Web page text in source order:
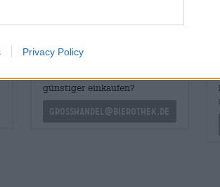
Privacy Policy
commercianti o ristoratori
günstiger einkaufen?
grosshandel@bierothek.de